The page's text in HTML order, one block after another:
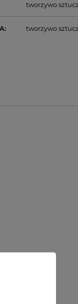
tworzywo
tworzywo